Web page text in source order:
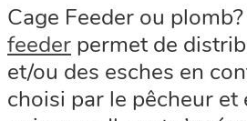
Cage Feeder ou
feeder permet de
et/ou des esches en
choisi par le pêcheur et